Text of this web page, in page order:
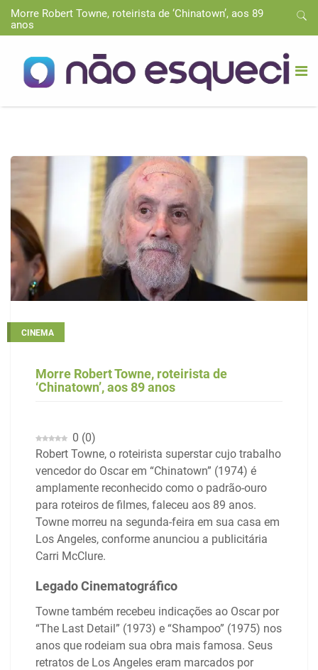
Morre Robert Towne, roteirista de ‘Chinatown’, aos 89
anos
CINEMA
Morre Robert Towne, roteirista de
‘Chinatown’, aos 89 anos
0 (0)
Robert Towne, o roteirista superstar cujo trabalho
vencedor do Oscar em “Chinatown” (1974) é
amplamente reconhecido como o padrão-ouro
para roteiros de filmes, faleceu aos 89 anos.
Towne morreu na segunda-feira em sua casa em
Los Angeles, conforme anunciou a publicitária
Carri McClure.
Legado Cinematográfico
Towne também recebeu indicações ao Oscar por
“The Last Detail” (1973) e “Shampoo” (1975) nos
anos que rodeiam sua obra mais famosa. Seus
retratos de Los Angeles eram marcados por